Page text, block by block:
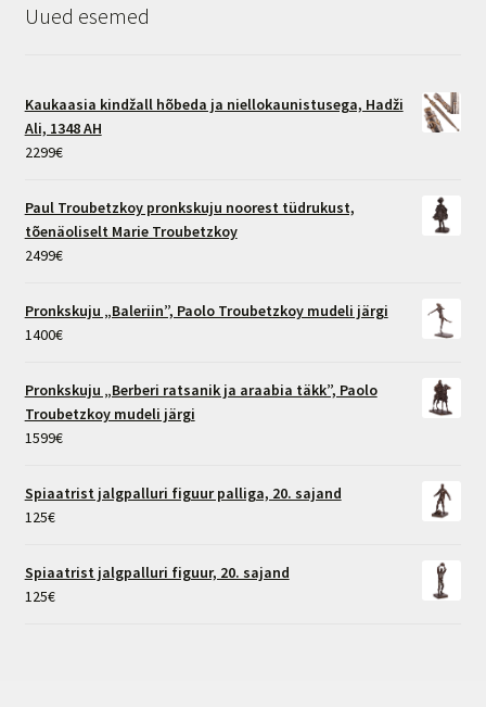
Uued esemed
Kaukaasia kindžall hõbeda ja niellokaunistusega, Hadži
Ali, 1348 AH
2299€
Paul Troubetzkoy pronkskuju noorest tüdrukust,
tõenäoliselt Marie Troubetzkoy
2499€
Pronkskuju „Baleriin”, Paolo Troubetzkoy mudeli järgi
1400€
Pronkskuju „Berberi ratsanik ja araabia täkk”, Paolo
Troubetzkoy mudeli järgi
1599€
Spiaatrist jalgpalluri figuur palliga, 20. sajand
125€
Spiaatrist jalgpalluri figuur, 20. sajand
125€